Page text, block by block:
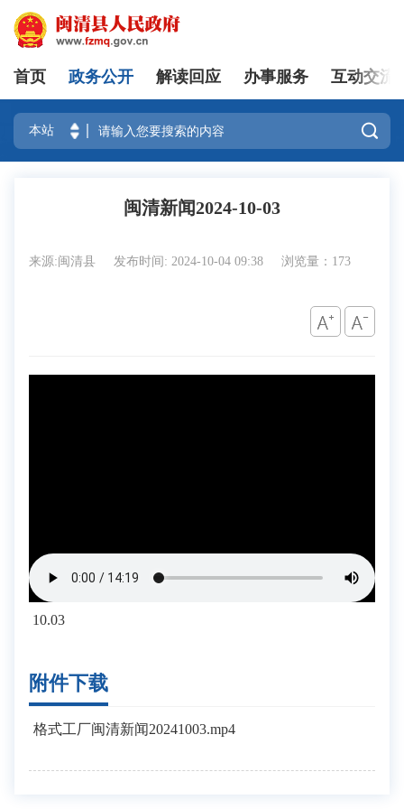
登录
首页 政务公开 解读回应 办事服务 互动交流

闽清新闻2024-10-03
来源:闽清县 发布时间: 2024-10-04 09:38 浏览量：173
10.03
附件下载
格式工厂闽清新闻20241003.mp4